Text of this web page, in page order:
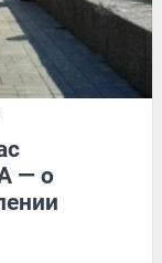
— о